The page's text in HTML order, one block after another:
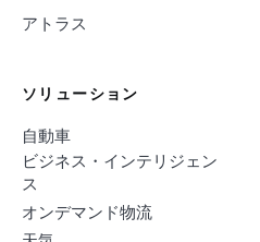
アトラス
ソリューション
自動車
ビジネス・インテリジェン
ス
オンデマンド物流